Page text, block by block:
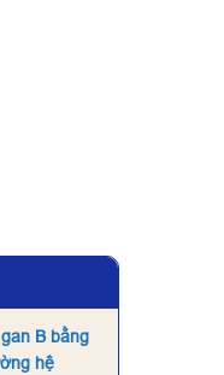
B bằng
hệ